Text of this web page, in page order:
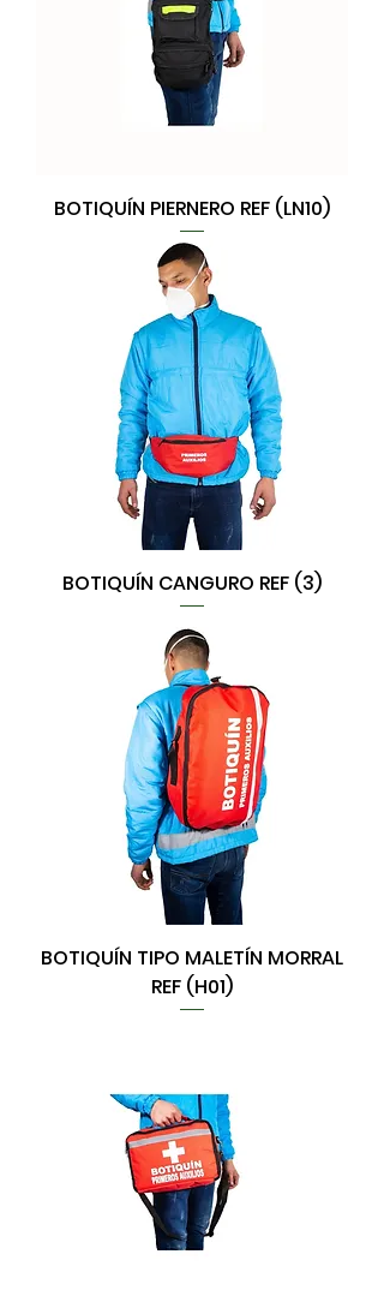
BOTIQUÍN PIERNERO REF (LN10)
BOTIQUÍN CANGURO REF (3)
BOTIQUÍN TIPO MALETÍN MORRAL
REF (H01)